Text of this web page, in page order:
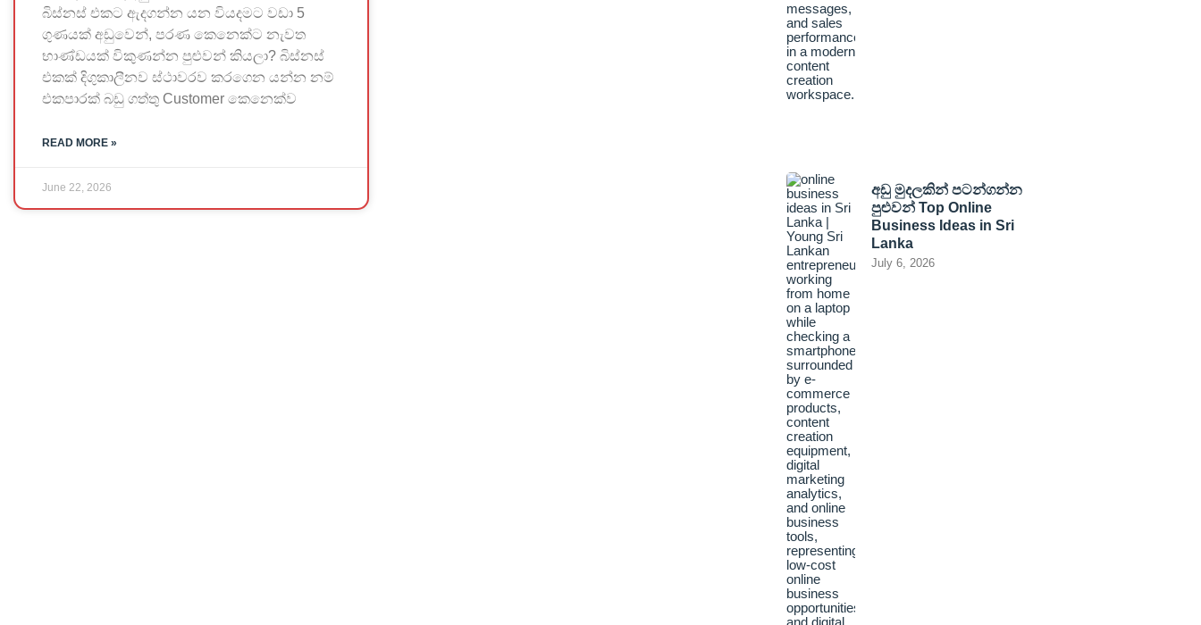
බිස්නස් එකට ඇදගන්න යන වියදමට වඩා 5
ගුණයක් අඩුවෙන්, පරණ කෙනෙක්ට නැවත
භාණ්ඩයක් විකුණන්න පුළුවන් කියලා? බිස්නස්
එකක් දිගුකාලීනව ස්ථාවරව කරගෙන යන්න නම්
එකපාරක් බඩු ගත්තු Customer කෙනෙක්ව
READ MORE »
June 22, 2026
අඩු මුදලකින් පටන්ගන්න
පුළුවන් Top Online
Business Ideas in Sri
Lanka
July 6, 2026